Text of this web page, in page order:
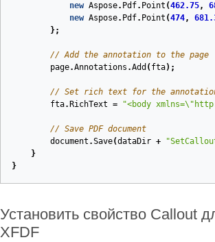
new Aspose. Pdf. Point (462.75,
new Aspose. Pdf. Point (474,
};
// Add the annotation to the page
page.Annotations .Add ( fta);
// Set rich text for the
fta. RichText = "<body
// Save PDF document
document .Save(dataDir +
}
}
Установить свойство Callout
XFDF